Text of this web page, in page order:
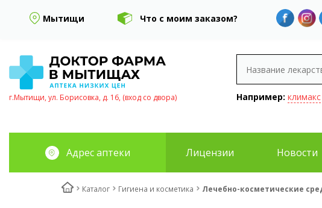
Мытищи Что с моим заказом?
г.Мытищи, ул. Борисовка, д. 16, (вход со двора) Например: климакс
Адрес аптеки Лицензии Новости
Каталог Гигиена и косметика Лечебно-косметические